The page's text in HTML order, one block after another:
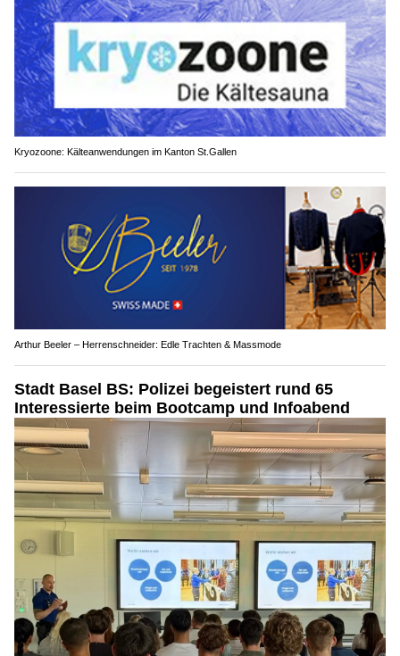
Kryozoone: Kälteanwendungen im Kanton St.Gallen
Arthur Beeler – Herrenschneider: Edle Trachten & Massmode
Stadt Basel BS: Polizei begeistert rund 65
Interessierte beim Bootcamp und Infoabend